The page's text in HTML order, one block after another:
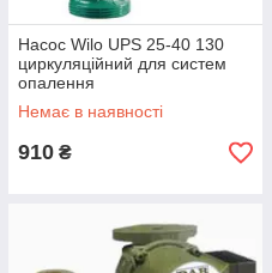
Насос Wilo UPS 25-40 130
циркуляційний для систем
опалення
Немає в наявності
910 ₴